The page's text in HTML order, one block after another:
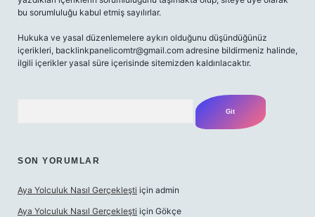
bu sorumluluğu kabul etmiş sayılırlar.
Hukuka ve yasal düzenlemelere aykırı olduğunu düşündüğünüz
içerikleri, backlinkpanelicomtr@gmail.com adresine bildirmeniz halinde,
ilgili içerikler yasal süre içerisinde sitemizden kaldırılacaktır.
SON YORUMLAR
Aya Yolculuk Nasıl Gerçekleşti için admin
Aya Yolculuk Nasıl Gerçekleşti için Gökçe